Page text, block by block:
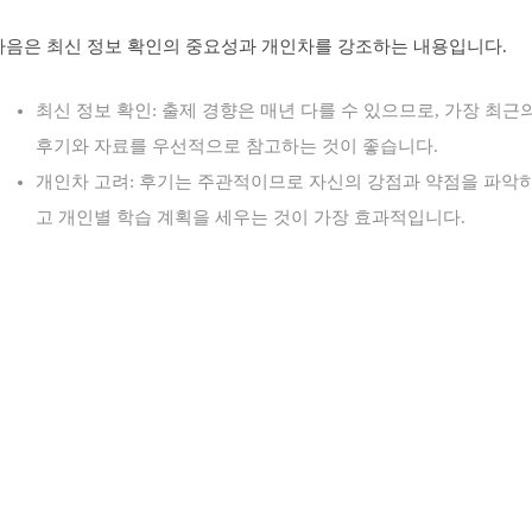
음은 최신 정보 확인의 중요성과 개인차를 강조하는 내용입니다.
최신 정보 확인: 출제 경향은 매년 다를 수 있으므로, 가장 최근
후기와 자료를 우선적으로 참고하는 것이 좋습니다.
개인차 고려: 후기는 주관적이므로 자신의 강점과 약점을 파악
고 개인별 학습 계획을 세우는 것이 가장 효과적입니다.